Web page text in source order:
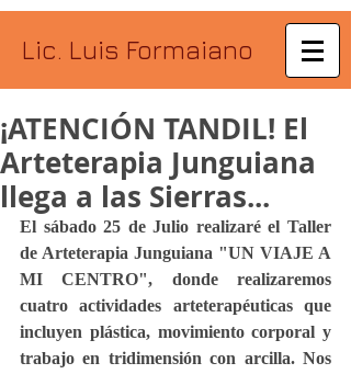
Lic. Luis Formaiano
¡ATENCIÓN TANDIL! El
Arteterapia Junguiana
llega a las Sierras...
El sábado 25 de Julio realizaré el Taller
de Arteterapia Junguiana "UN VIAJE A
MI CENTRO", donde realizaremos
cuatro actividades arteterapéuticas que
incluyen plástica, movimiento corporal y
trabajo en tridimensión con arcilla. Nos